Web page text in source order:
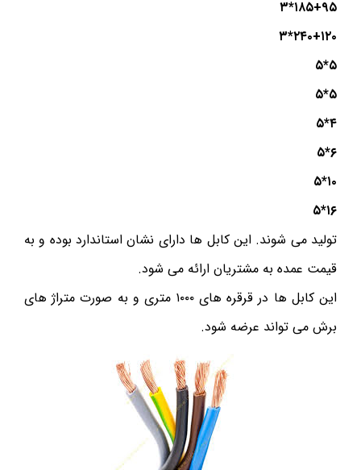
۱۸۵+۹۵*۳
۲۴۰+۱۲۰*۳
۵*۵
۵*۵
۴*۵
۶*۵
۱۰*۵
۱۶*۵
تولید می شوند. این کابل ها دارای نشان استاندارد بوده و به
قیمت عمده به مشتریان ارائه می شود.
این کابل ها در قرقره های ۱۰۰۰ متری و به صورت متراژ های
برش می تواند عرضه شود.